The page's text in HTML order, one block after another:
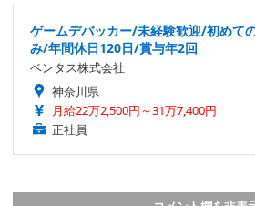
ゲームデバッカー/未経験歓迎/初めて
み/年間休日120日/賞与年2回
ベンタス株式会社
神奈川県
月給22万2,500円～31万7,400円
正社員